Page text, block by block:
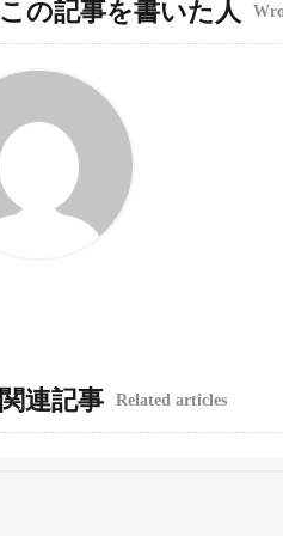
この記事を書いた人
関連記事 Related articles